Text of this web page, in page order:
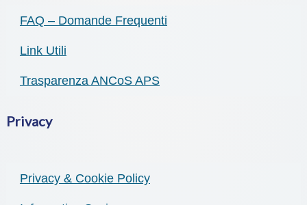
FAQ – Domande Frequenti
Link Utili
Trasparenza ANCoS APS
Privacy
Privacy & Cookie Policy